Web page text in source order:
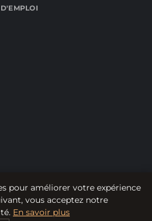
pour améliorer votre expérience
vous acceptez notre
En savoir plus